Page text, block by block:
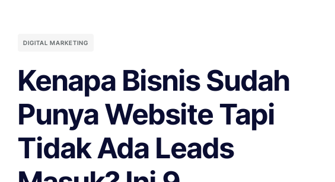
DIGITAL MARKETING
Kenapa Bisnis Sudah
Punya Website Tapi
Tidak Ada Leads